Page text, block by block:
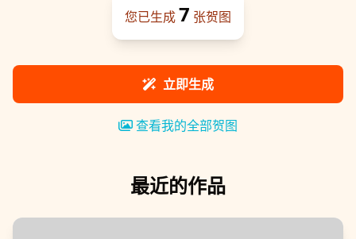
您已生成7 张贺图
立即生成
查看我的全部贺图
最近的作品